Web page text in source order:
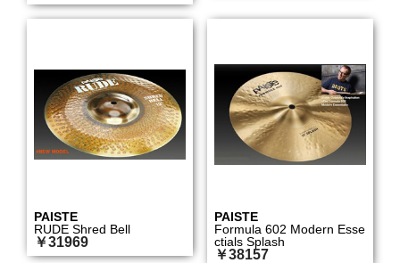
PAISTE
RUDE Shred Bell
￥31969
PAISTE
Formula 602 Modern Esse
ctials Splash
￥38157